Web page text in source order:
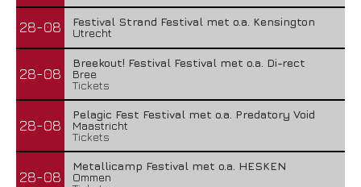
28-08
Festival Strand Festival met o.a. Kensington
Utrecht
28-08
Breekout! Festival Festival met o.a. Di-rect
Bree
Tickets
28-08
Pelagic Fest Festival met o.a. Predatory Void
Maastricht
Tickets
28-08
Metallicamp Festival met o.a. HESKEN
Ommen